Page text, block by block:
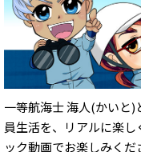
一等航海士 海人(かいと
員生活を、リアルに楽
ック動画でお楽しみくだ